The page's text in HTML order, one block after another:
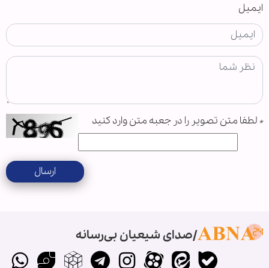
ایمیل
* لطفا متن تصویر را در جعبه متن وارد کنید
ارسال
صدای شیعیان بی‌رسانه